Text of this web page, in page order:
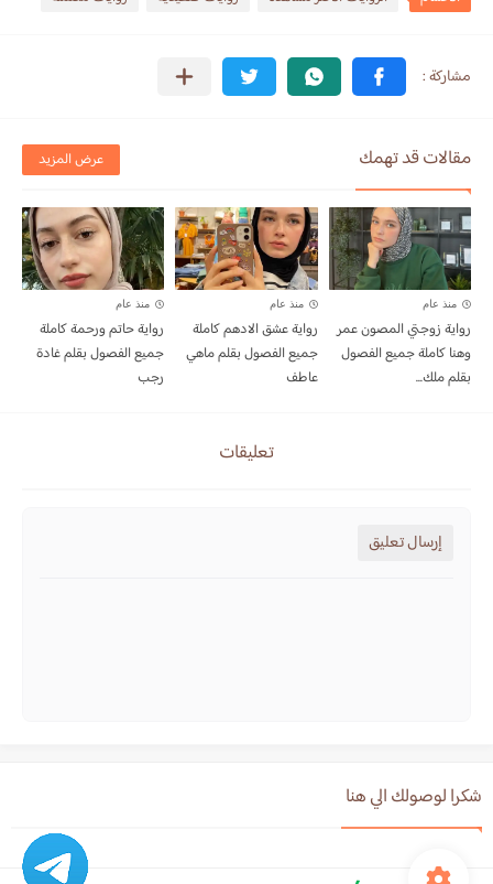
مقالات قد تهمك عرض المزيد
منذ عام
رواية زوجتي المصون عمر
وهنا كاملة جميع الفصول
بقلم ملك...
منذ عام
رواية عشق الادهم كاملة
جميع الفصول بقلم ماهي
عاطف
منذ عام
رواية حاتم ورحمة كاملة
جميع الفصول بقلم غادة
رجب
تعليقات
إرسال تعليق
شكرا لوصولك الي هنا